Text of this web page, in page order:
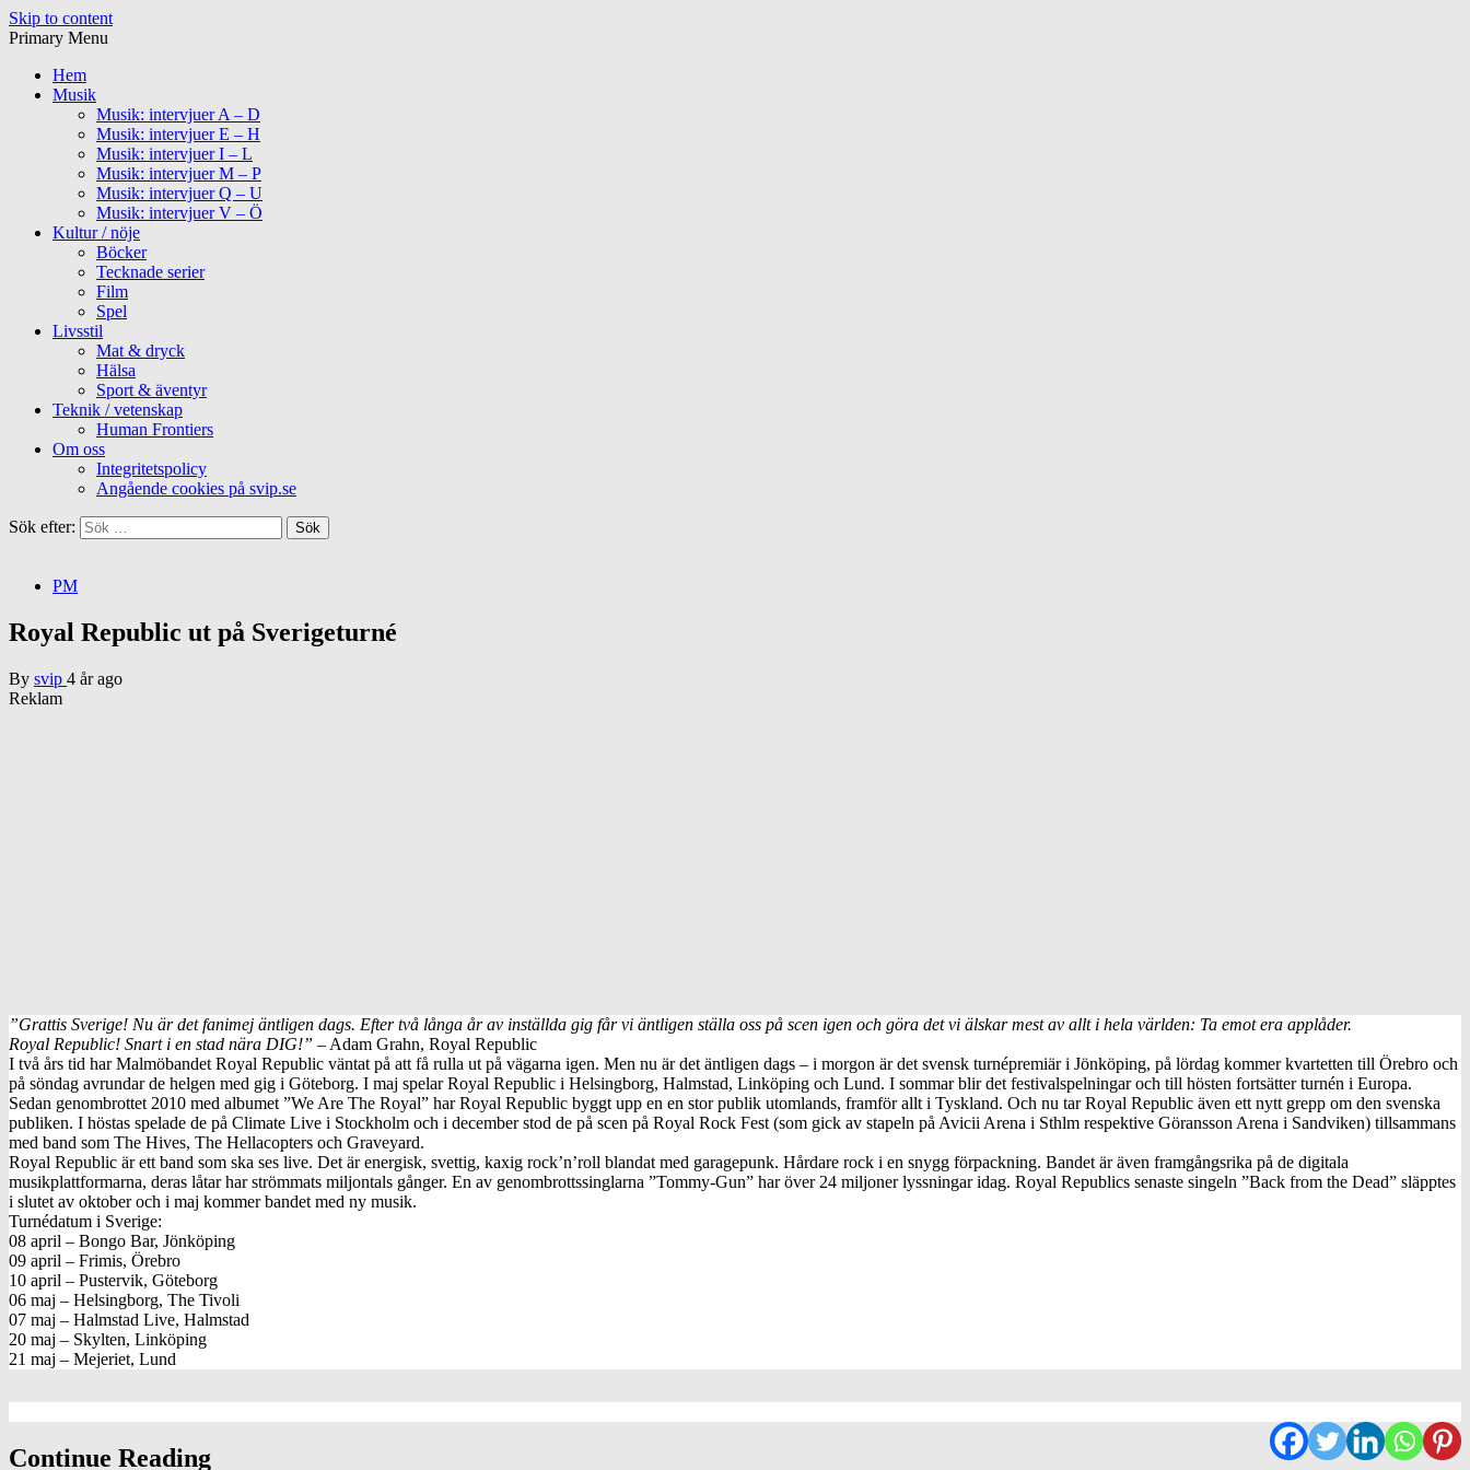
Skip to content
Primary Menu
Hem
Musik
Musik: intervjuer A – D
Musik: intervjuer E – H
Musik: intervjuer I – L
Musik: intervjuer M – P
Musik: intervjuer Q – U
Musik: intervjuer V – Ö
Kultur / nöje
Böcker
Tecknade serier
Film
Spel
Livsstil
Mat & dryck
Hälsa
Sport & äventyr
Teknik / vetenskap
Human Frontiers
Om oss
Integritetspolicy
Angående cookies på svip.se
Sök efter:
PM
Royal Republic ut på Sverigeturné
By svip 4 år ago
Reklam
”Grattis Sverige! Nu är det fanimej äntligen dags. Efter två långa år av inställda gig får vi äntligen ställa oss på scen igen och göra det vi älskar mest av allt i hela världen: Ta emot era applåder.
Royal Republic! Snart i en stad nära DIG!” – Adam Grahn, Royal Republic
I två års tid har Malmöbandet Royal Republic väntat på att få rulla ut på vägarna igen. Men nu är det äntligen dags – i morgon är det svensk turnépremiär i Jönköping, på lördag kommer kvartetten till Örebro och
på söndag avrundar de helgen med gig i Göteborg. I maj spelar Royal Republic i Helsingborg, Halmstad, Linköping och Lund. I sommar blir det festivalspelningar och till hösten fortsätter turnén i Europa.
Sedan genombrottet 2010 med albumet ”We Are The Royal” har Royal Republic byggt upp en en stor publik utomlands, framför allt i Tyskland. Och nu tar Royal Republic även ett nytt grepp om den svenska
publiken. I höstas spelade de på Climate Live i Stockholm och i december stod de på scen på Royal Rock Fest (som gick av stapeln på Avicii Arena i Sthlm respektive Göransson Arena i Sandviken) tillsammans
med band som The Hives, The Hellacopters och Graveyard.
Royal Republic är ett band som ska ses live. Det är energisk, svettig, kaxig rock’n’roll blandat med garagepunk. Hårdare rock i en snygg förpackning. Bandet är även framgångsrika på de digitala
musikplattformarna, deras låtar har strömmats miljontals gånger. En av genombrottssinglarna ”Tommy-Gun” har över 24 miljoner lyssningar idag. Royal Republics senaste singeln ”Back from the Dead” släpptes
i slutet av oktober och i maj kommer bandet med ny musik.
Turnédatum i Sverige:
08 april – Bongo Bar, Jönköping
09 april – Frimis, Örebro
10 april – Pustervik, Göteborg
06 maj – Helsingborg, The Tivoli
07 maj – Halmstad Live, Halmstad
20 maj – Skylten, Linköping
21 maj – Mejeriet, Lund
Continue Reading